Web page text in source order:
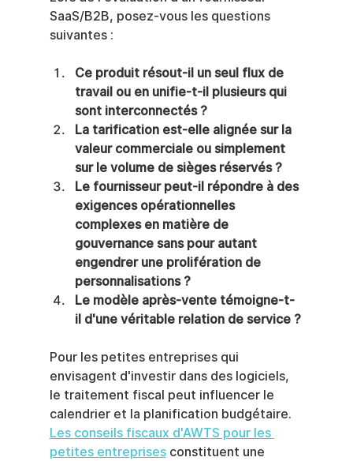
SaaS/B2B, posez-vous les questions
suivantes :
Ce produit résout-il un seul flux de
travail ou en unifie-t-il plusieurs qui
sont interconnectés ?
La tarification est-elle alignée sur la
valeur commerciale ou simplement
sur le volume de sièges réservés ?
Le fournisseur peut-il répondre à des
exigences opérationnelles
complexes en matière de
gouvernance sans pour autant
engendrer une prolifération de
personnalisations ?
Le modèle après-vente témoigne-t-
il d'une véritable relation de service ?
Pour les petites entreprises qui
envisagent d'investir dans des logiciels,
le traitement fiscal peut influencer le
calendrier et la planification budgétaire.
Les conseils fiscaux d'AWTS pour les
petites entreprises constituent une